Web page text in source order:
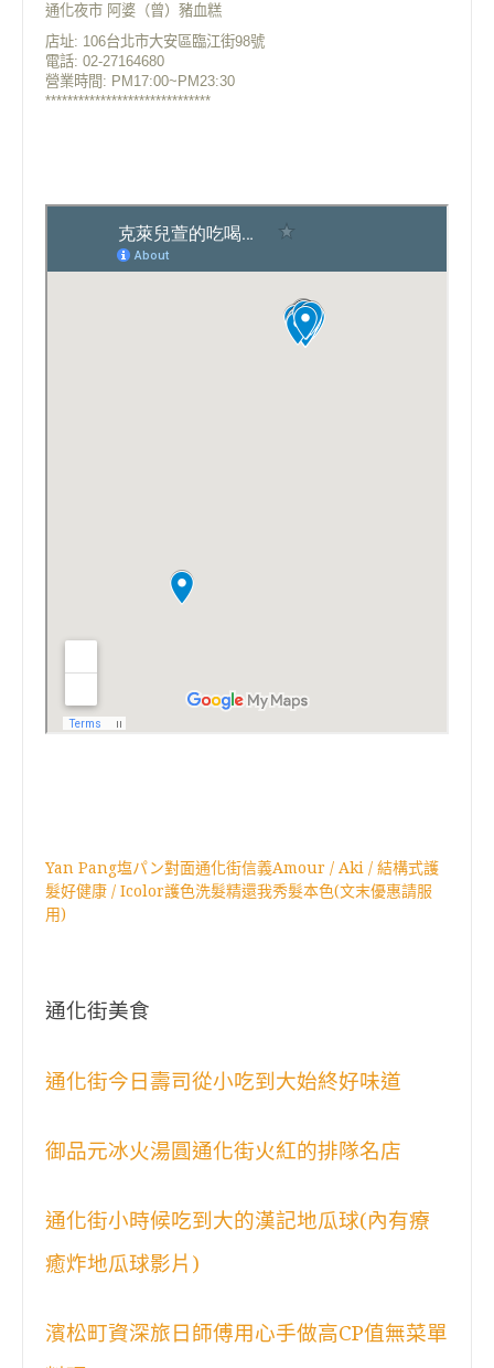
通化夜市 阿婆（曾）豬血糕
店址: 106台北市大安區臨江街98號
電話: 02-27164680
營業時間: PM17:00~PM23:30
******************************
Yan Pang塩パン對面通化街信義Amour / Aki / 結構式護
髮好健康 / Icolor護色洗髮精還我秀髮本色(文末優惠請服
用)
通化街美食
通化街今日壽司從小吃到大始終好味道
御品元冰火湯圓通化街火紅的排隊名店
通化街小時候吃到大的漢記地瓜球(內有療
癒炸地瓜球影片)
濱松町資深旅日師傅用心手做高CP值無菜單